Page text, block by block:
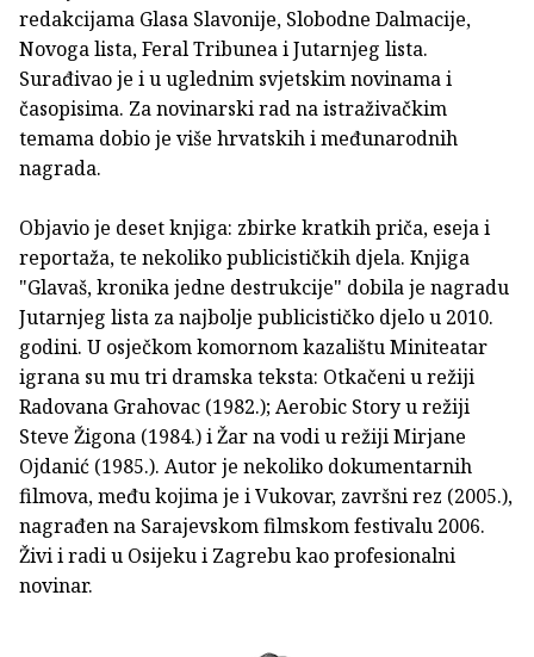
redakcijama Glasa Slavonije, Slobodne Dalmacije,
Novoga lista, Feral Tribunea i Jutarnjeg lista.
Surađivao je i u uglednim svjetskim novinama i
časopisima. Za novinarski rad na istraživačkim
temama dobio je više hrvatskih i međunarodnih
nagrada.
Objavio je deset knjiga: zbirke kratkih priča, eseja i
reportaža, te nekoliko publicističkih djela. Knjiga
"Glavaš, kronika jedne destrukcije" dobila je nagradu
Jutarnjeg lista za najbolje publicističko djelo u 2010.
godini. U osječkom komornom kazalištu Miniteatar
igrana su mu tri dramska teksta: Otkačeni u režiji
Radovana Grahovac (1982.); Aerobic Story u režiji
Steve Žigona (1984.) i Žar na vodi u režiji Mirjane
Ojdanić (1985.). Autor je nekoliko dokumentarnih
filmova, među kojima je i Vukovar, završni rez (2005.),
nagrađen na Sarajevskom filmskom festivalu 2006.
Živi i radi u Osijeku i Zagrebu kao profesionalni
novinar.